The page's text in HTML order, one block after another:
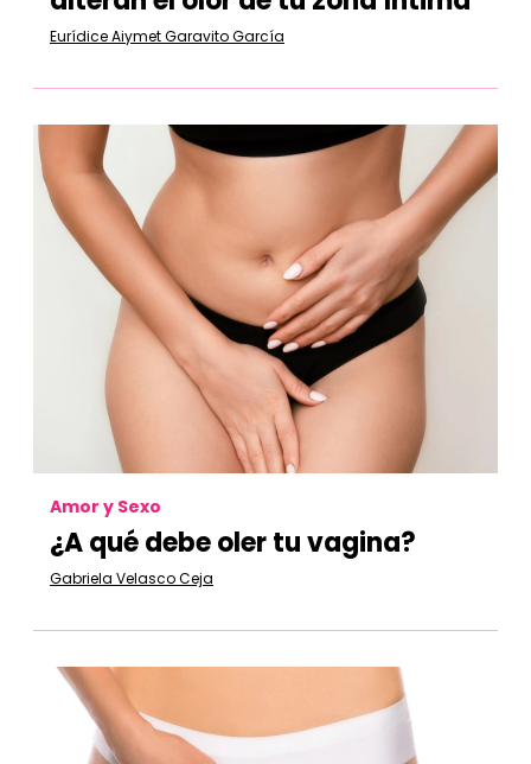
Eurídice Aiymet Garavito García
Amor y Sexo
¿A qué debe oler tu vagina?
Gabriela Velasco Ceja